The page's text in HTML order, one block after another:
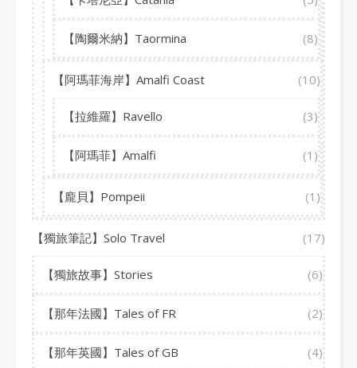
【陶爾米納】Taormina (8)
【阿瑪菲海岸】Amalfi Coast (10)
【拉維羅】Ravello (3)
【阿瑪菲】Amalfi (1)
【龐貝】Pompeii (1)
【獨旅筆記】Solo Travel (17)
【獨旅故事】Stories (6)
【那年法國】Tales of FR (2)
【那年英國】Tales of GB (4)